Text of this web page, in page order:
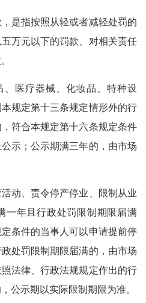
指按照从轻或者减轻处罚的
万元以下的罚款、对相关责任
疗器械、化妆品、特种设
规定第十三条规定情形外的行
符合本规定第十六条规定条件
示；公示期满三年的，由市场
、责令停产停业、限制从业
一年且行政处罚限制期限届满
条件的当事人可以申请提前停
处罚限制期限届满的，由市场
法律、行政法规规定作出的行
公示期以实际限制期限为准。